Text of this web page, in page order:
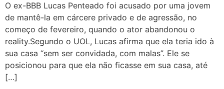
O ex-BBB Lucas Penteado foi acusado por uma jovem
de mantê-la em cárcere privado e de agressão, no
começo de fevereiro, quando o ator abandonou o
reality.Segundo o UOL, Lucas afirma que ela teria ido à
sua casa “sem ser convidada, com malas”. Ele se
posicionou para que ela não ficasse em sua casa, até
[…]